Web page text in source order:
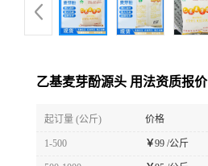
乙基麦芽酚源头 用法资质报价
起订量 (公斤) 价格
1-500 ￥99 /公斤